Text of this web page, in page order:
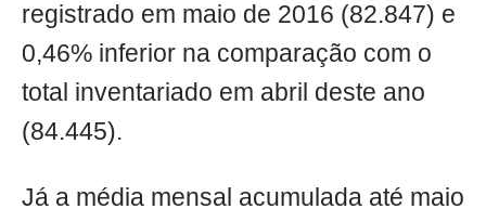
registrado em maio de 2016 (82.847) e
0,46% inferior na comparação com o
total inventariado em abril deste ano
(84.445).
Já a média mensal acumulada até maio